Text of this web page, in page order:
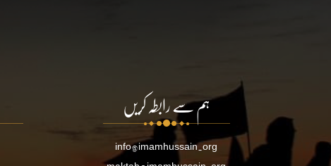
ہم سے رابطہ کریں
info@imamhussain.org